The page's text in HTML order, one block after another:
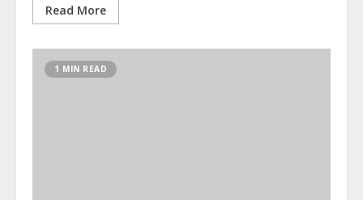
Read More
1 MIN READ